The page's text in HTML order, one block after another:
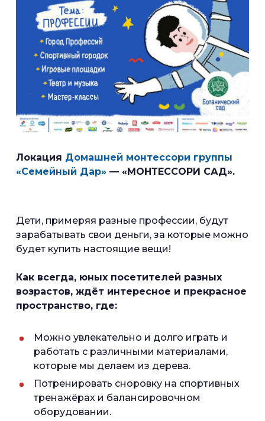
Локация Домашней монтессори группы
«Семейный Дар» — «МОНТЕССОРИ САД».
Дети, примеряя разные профессии, будут
зарабатывать свои деньги, за которые можно
будет купить настоящие вещи!
Как всегда, юных посетителей разных
возрастов, ждёт интересное и прекрасное
пространство, где:
Можно увлекательно и долго играть и
работать с различными материалами,
которые мы делаем из дерева.
Потренировать сноровку на спортивных
тренажёрах и балансировочном
оборудовании.